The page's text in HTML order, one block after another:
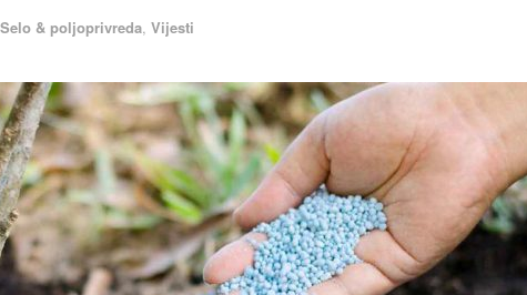
Selo & poljoprivreda, Vijesti